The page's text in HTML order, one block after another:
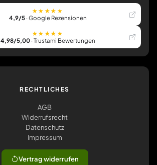
★★★★★
4,9/5· Google Rezensionen
★★★★★
4,98/5,00· Trustami Bewertungen
RECHTLICHES
AGB
Widerrufsrecht
Datenschutz
Impressum
Vertrag widerrufen